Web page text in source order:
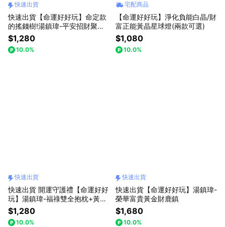
快速出貨
快速出貨【命運好好玩】命定款
的搖錢樹!湯鎮瑋-平安招財聚寶
搖錢樹燈(收禮者可任選3款擇一)
$1,280
10.0%
宅配商品
【命運好好玩】淨化負能白晶/財
富正能黃晶星球燈(兩款可選)
$1,080
10.0%
快速出貨
快速出貨 開運守護禮【命運好好
玩】湯鎮瑋-福祿雙全抱枕+黃金
靠山抱枕
$1,280
10.0%
快速出貨
快速出貨【命運好好玩】湯鎮瑋-
榮華富貴黃金財鹿鎮
$1,680
10.0%